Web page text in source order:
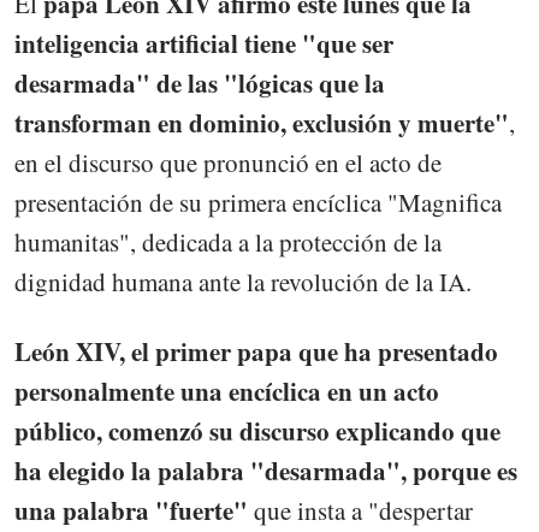
inteligencia artificial tiene "que ser
desarmada" de las "lógicas que la
transforman en dominio, exclusión y muerte",
en el discurso que pronunció en el acto de
presentación de su primera encíclica "Magnifica
humanitas", dedicada a la protección de la
dignidad humana ante la revolución de la IA.
León XIV, el primer papa que ha presentado
personalmente una encíclica en un acto
público, comenzó su discurso explicando que
ha elegido la palabra "desarmada", porque es
una palabra "fuerte" que insta a "despertar